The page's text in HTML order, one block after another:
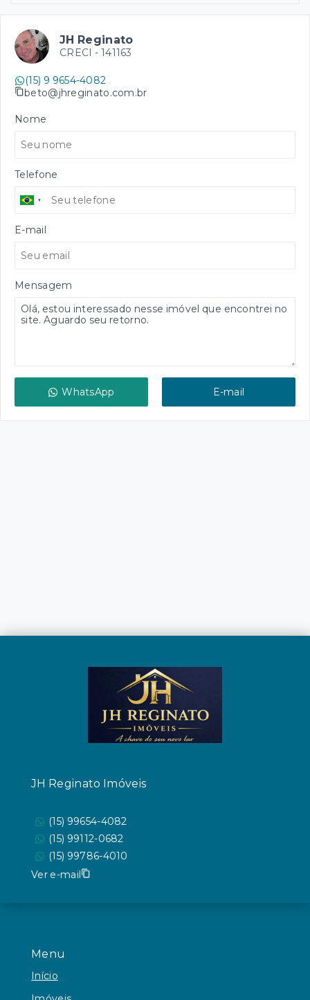
JH Reginato
CRECI - 141163
(15) 9 9654-4082
beto@jhreginato.com.br
Nome
Telefone
E-mail
Mensagem
WhatsApp E-mail
Menu
Início
JH Reginato Imóveis
(15) 99654-4082
(15) 99112-0682
(15) 99786-4010
Ver e-mail